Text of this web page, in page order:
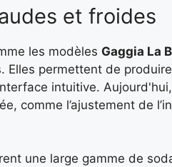
et froides
les modèles Gaggia La
Elles permettent de
intuitive.
comme l’ajustement de
une large gamme de